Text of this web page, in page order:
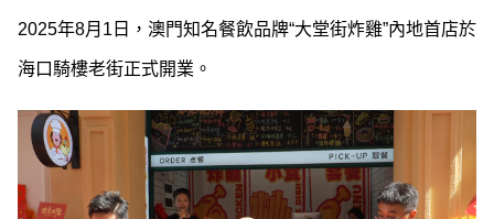
2025年8月1日，澳門知名餐飲品牌“大堂街炸雞”內地首店於
海口騎樓老街正式開業。